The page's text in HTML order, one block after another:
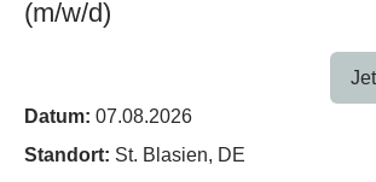
(m/w/d)
Datum: 07.08.2026
Standort: St. Blasien, DE